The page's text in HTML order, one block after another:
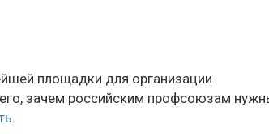
площадки для организации
зачем российским профсоюзам